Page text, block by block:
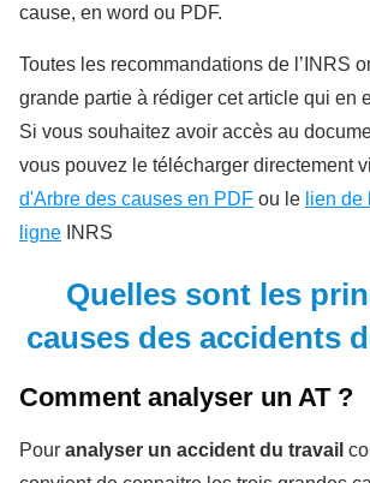
cause, en word ou PDF.
Toutes les recommandations de l’INRS
grande partie à rédiger cet article qui en
Si vous souhaitez avoir accès au
vous pouvez le télécharger directement
d'Arbre des causes en PDF ou le lien de
ligne INRS
Quelles sont les
causes des accidents
Comment analyser un AT ?
Pour analyser un accident du travail